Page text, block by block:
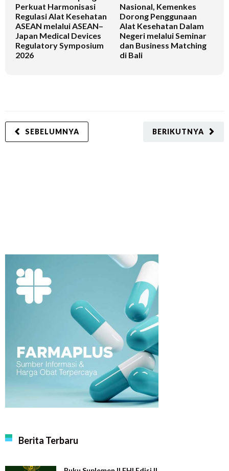
Perkuat Harmonisasi
Regulasi Alat Kesehatan
ASEAN melalui ASEAN–
Japan Medical Devices
Regulatory Symposium
2026
Nasional, Kemenkes
Dorong Penggunaan
Alat Kesehatan Dalam
Negeri melalui Seminar
dan Business Matching
di Bali
BERIKUTNYA
SEBELUMNYA
Berita Terbaru